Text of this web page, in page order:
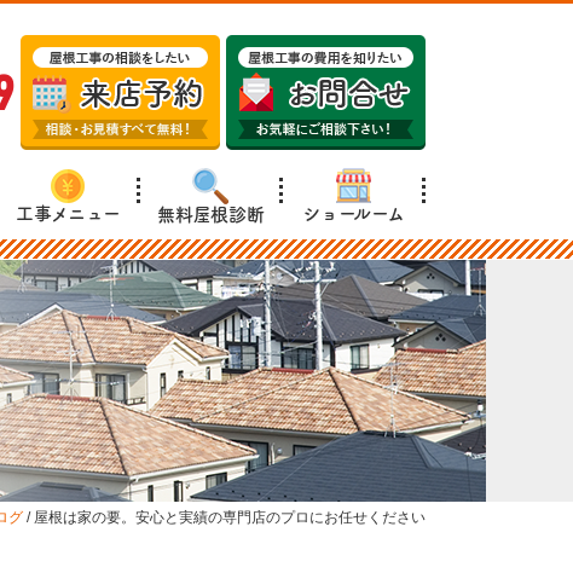
工事メニュー 無料屋根診断 ショールーム
グ / 屋根は家の要。安心と実績の専門店のプロにお任せください